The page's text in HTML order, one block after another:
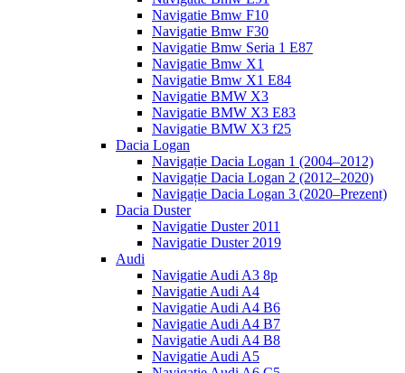
Navigatie Bmw F10
Navigatie Bmw F30
Navigatie Bmw Seria 1 E87
Navigatie Bmw X1
Navigatie Bmw X1 E84
Navigatie BMW X3
Navigatie BMW X3 E83
Navigatie BMW X3 f25
Dacia Logan
Navigație Dacia Logan 1 (2004–2012)
Navigație Dacia Logan 2 (2012–2020)
Navigație Dacia Logan 3 (2020–Prezent)
Dacia Duster
Navigatie Duster 2011
Navigatie Duster 2019
Audi
Navigatie Audi A3 8p
Navigatie Audi A4
Navigatie Audi A4 B6
Navigatie Audi A4 B7
Navigatie Audi A4 B8
Navigatie Audi A5